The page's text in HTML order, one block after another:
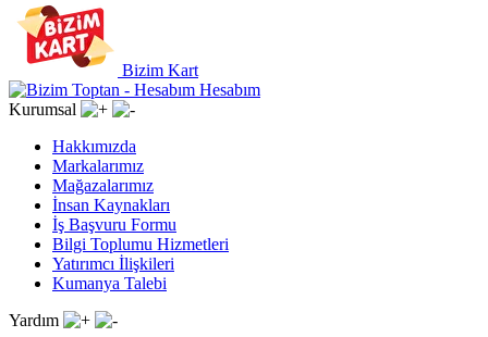
Bizim Kart
Hesabım
Kurumsal
Hakkımızda
Markalarımız
Mağazalarımız
İnsan Kaynakları
İş Başvuru Formu
Bilgi Toplumu Hizmetleri
Yatırımcı İlişkileri
Kumanya Talebi
Yardım